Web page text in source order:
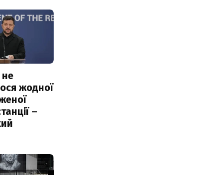
не
жодної
–